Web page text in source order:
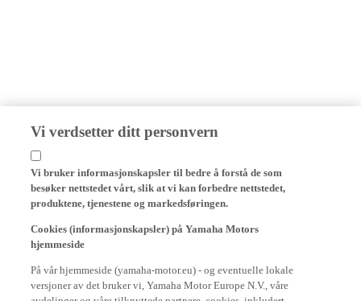
Vi verdsetter ditt personvern
Vi bruker informasjonskapsler til bedre å forstå de som
besøker nettstedet vårt, slik at vi kan forbedre nettstedet,
produktene, tjenestene og markedsføringen.
hjemmeside
versjoner av det bruker vi, Yamaha Motor Europe N.V., våre
avdelinger og våre tilknyttede partnere, cookies, inkludert